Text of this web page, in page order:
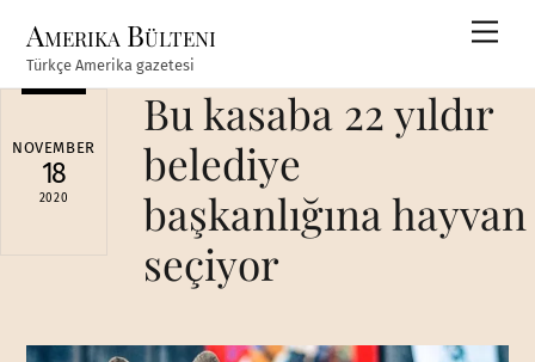
content
Amerika Bülteni
Türkçe Amerika gazetesi
NOVEMBER
18
2020
Bu kasaba 22 yıldır
belediye
başkanlığına hayvan
seçiyor